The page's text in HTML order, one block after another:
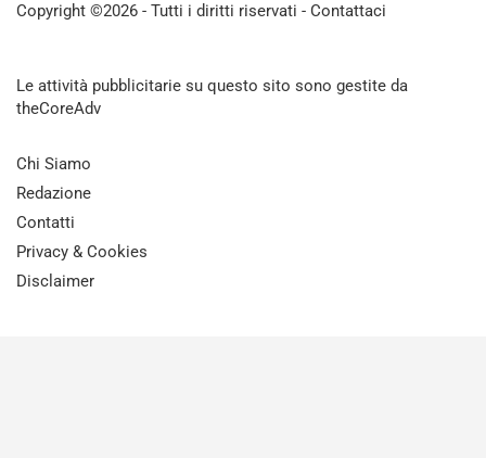
Copyright ©2026 - Tutti i diritti riservati - Contattaci
Le attività pubblicitarie su questo sito sono gestite da
theCoreAdv
Chi Siamo
Redazione
Contatti
Privacy & Cookies
Disclaimer